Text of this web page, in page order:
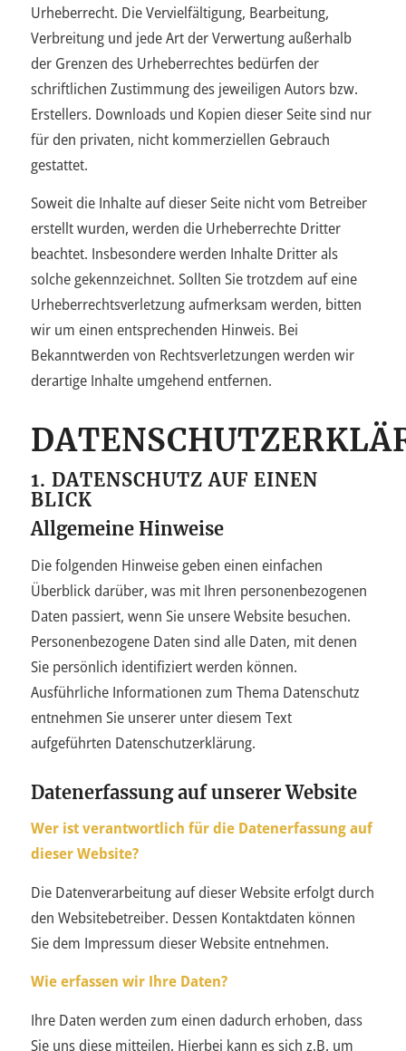
Urheberrecht. Die Vervielfältigung, Bearbeitung,
Verbreitung und jede Art der Verwertung außerhalb
der Grenzen des Urheberrechtes bedürfen der
schriftlichen Zustimmung des jeweiligen Autors bzw.
Erstellers. Downloads und Kopien dieser Seite sind nur
für den privaten, nicht kommerziellen Gebrauch
gestattet.
Soweit die Inhalte auf dieser Seite nicht vom Betreiber
erstellt wurden, werden die Urheberrechte Dritter
beachtet. Insbesondere werden Inhalte Dritter als
solche gekennzeichnet. Sollten Sie trotzdem auf eine
Urheberrechtsverletzung aufmerksam werden, bitten
wir um einen entsprechenden Hinweis. Bei
Bekanntwerden von Rechtsverletzungen werden wir
derartige Inhalte umgehend entfernen.
1. DATENSCHUTZ AUF EINEN
BLICK
Allgemeine Hinweise
Die folgenden Hinweise geben einen einfachen
Überblick darüber, was mit Ihren personenbezogenen
Daten passiert, wenn Sie unsere Website besuchen.
Personenbezogene Daten sind alle Daten, mit denen
Sie persönlich identifiziert werden können.
Ausführliche Informationen zum Thema Datenschutz
entnehmen Sie unserer unter diesem Text
aufgeführten Datenschutzerklärung.
Datenerfassung auf unserer Website
Wer ist verantwortlich für die Datenerfassung auf
dieser Website?
Die Datenverarbeitung auf dieser Website erfolgt durch
den Websitebetreiber. Dessen Kontaktdaten können
Sie dem Impressum dieser Website entnehmen.
Wie erfassen wir Ihre Daten?
Ihre Daten werden zum einen dadurch erhoben, dass
Sie uns diese mitteilen. Hierbei kann es sich z.B. um